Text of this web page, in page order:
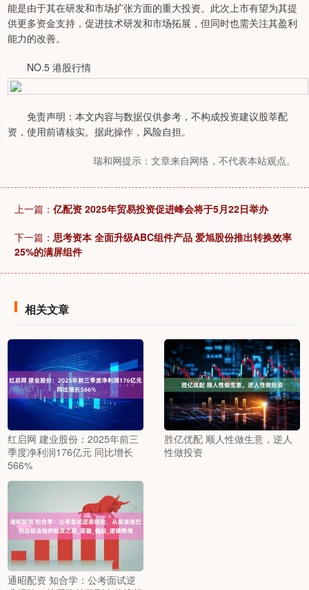
能是由于其在研发和市场扩张方面的重大投资。此次上市有望为其提
供更多资金支持，促进技术研发和市场拓展，但同时也需关注其盈利
能力的改善。
NO.5 港股行情
免责声明：本文内容与数据仅供参考，不构成投资建议股莘配
资，使用前请核实。据此操作，风险自担。
瑞和网提示：文章来自网络，不代表本站观点。
上一篇： 亿配资 2025年贸易投资促进峰会将于5月22日举办
下一篇： 思考资本 全面升级ABC组件产品 爱旭股份推出转换效率
25%的满屏组件
相关文章
红启网 建业股份：2025年前三
季度净利润176亿元 同比增长
566%
胜亿优配 顺人性做生意，逆人
性做投资
通昭配资 知合学：公考面试逆